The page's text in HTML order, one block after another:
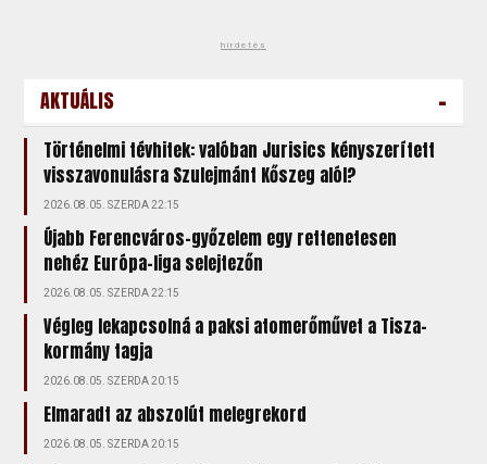
hirdetés
AKTUÁLIS -
Történelmi tévhitek: valóban Jurisics kényszerített
visszavonulásra Szulejmánt Kőszeg alól?
2026.08.05. SZERDA 22:15
Újabb Ferencváros-győzelem egy rettenetesen
nehéz Európa-liga selejtezőn
2026.08.05. SZERDA 22:15
Végleg lekapcsolná a paksi atomerőművet a Tisza-
kormány tagja
2026.08.05. SZERDA 20:15
Elmaradt az abszolút melegrekord
2026.08.05. SZERDA 20:15